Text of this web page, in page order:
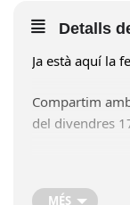
Detalls
Ja està aquí la
Compartim
del divendres
Església
MÉS